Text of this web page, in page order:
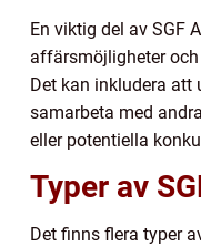
En viktig del av SGF
affärsmöjligheter
Det kan inkludera att
samarbeta med
eller potentiella
Typer av
Det finns flera typer